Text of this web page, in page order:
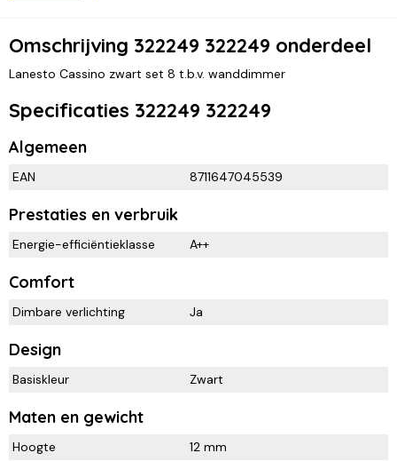
Omschrijving 322249 322249 onderdeel
Lanesto Cassino zwart set 8 t.b.v. wanddimmer
Specificaties 322249 322249
Algemeen
EAN 8711647045539
Prestaties en verbruik
Energie-efficiëntieklasse A++
Comfort
Dimbare verlichting Ja
Design
Basiskleur Zwart
Maten en gewicht
Hoogte
12 mm